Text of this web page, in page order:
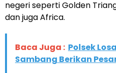
negeri seperti Golden
dan juga Africa.
Baca Juga : Polsek
Sambang Berikan